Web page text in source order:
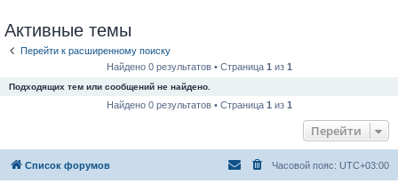
Активные темы
Перейти к расширенному поиску
Найдено 0 результатов • Страница 1 из 1
Подходящих тем или сообщений не найдено.
Найдено 0 результатов • Страница 1 из 1
Перейти
Список форумов Часовой пояс: UTC+03:00